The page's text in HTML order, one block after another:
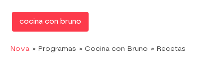
cocina con bruno
Nova » Programas » Cocina con Bruno » Recetas